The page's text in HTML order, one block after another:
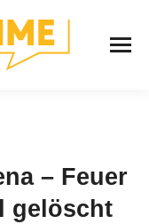
– Feuer
gelöscht